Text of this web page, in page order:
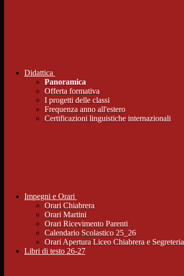
Didattica
Panoramica
Offerta formativa
I progetti delle classi
Frequenza anno all'estero
Certificazioni linguistiche internazionali
Impegni e Orari
Orari Chiabrera
Orari Martini
Orari Ricevimento Parenti
Calendario Scolastico 25_26
Orari Apertura Liceo Chiabrera e Segreteria
Libri di testo 26-27